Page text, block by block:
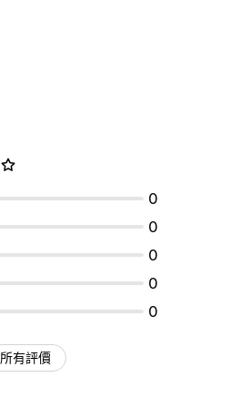
0
0
0
0
0
所有評價